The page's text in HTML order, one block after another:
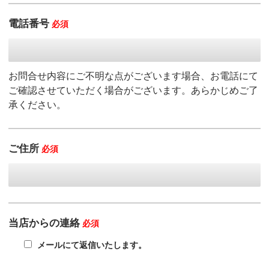
電話番号 必須
お問合せ内容にご不明な点がございます場合、お電話にて
ご確認させていただく場合がございます。あらかじめご了
承ください。
ご住所 必須
当店からの連絡 必須
メールにて返信いたします。